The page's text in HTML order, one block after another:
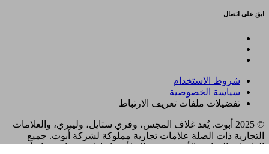
ابقَ على اتصال
شروط الاستخدام
سياسة الخصوصية
تفضيلات ملفات تعريف الارتباط
© 2025 أبوت. يُعد غلاف المجس، وفري ستايل، وليبري، والعلامات
التجارية ذات الصلة علامات تجارية مملوكة لشركة أبوت. جميع
العلامات التجارية الأخرى هي ملك لأصحابها. لا يجوز استخدام أي